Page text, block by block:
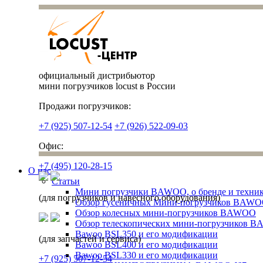
официальный дистрибьютор
мини погрузчиков locust в России
Продажи погрузчиков:
+7 (925) 507-12-54 +7 (926) 522-09-03
Офис:
+7 (495) 120-28-15
(для погрузчиков и навесного оборудования)
(для запчастей и сервиса)
+7 (925) 507-12-54
О нас
Статьи
Мини погрузчики BAWOO, о бренде и
Обзор гусеничных Мини-погрузчиков
Обзор колесных мини-погрузчиков BAWOO
Обзор телескопических мини-погрузчиков
Bawoo BSL350 и его модификации
Bawoo BSL400 и его модификации
Bawoo BSL330 и его модификации